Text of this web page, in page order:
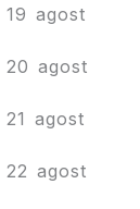
19 agost
20 agost
21 agost
22 agost